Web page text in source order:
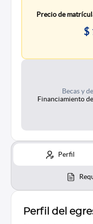
Precio de
$
Becas y
Financiamiento
Perfil
Perfil del